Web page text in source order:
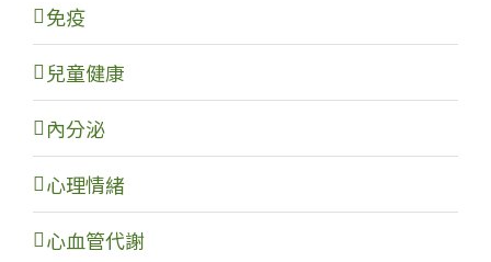
免疫
兒童健康
內分泌
心理情緒
心血管代謝